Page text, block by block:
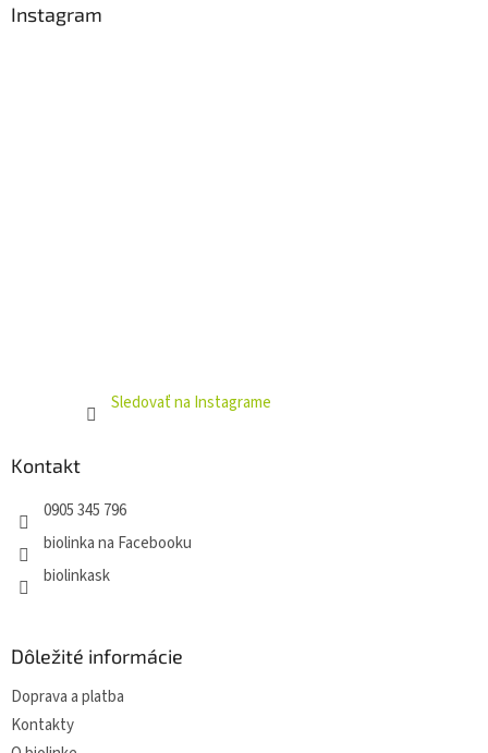
Instagram
Sledovať na Instagrame
Kontakt
0905 345 796
biolinka na Facebooku
biolinkask
Dôležité informácie
Doprava a platba
Kontakty